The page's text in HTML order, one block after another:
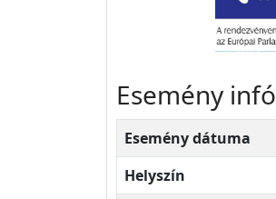
Esemény infó
Esemény dátuma
Helyszín